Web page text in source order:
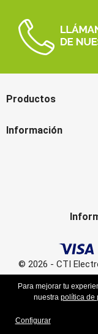
Productos
Información
Para mejorar tu
nuestra política de
Configurar
© 2026 - CTI